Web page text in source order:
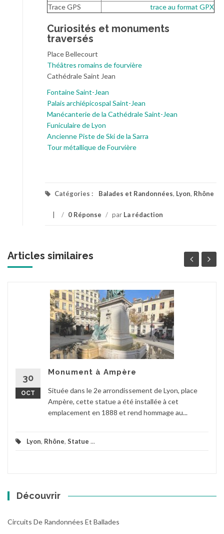
Trace GPS
trace au format GPX
Curiosités et monuments
traversés
Place Bellecourt
Théâtres romains de fourvière
Cathédrale Saint Jean
Fontaine Saint-Jean
Palais archiépicospal Saint-Jean
Manécanterie de la Cathédrale Saint-Jean
Funiculaire de Lyon
Ancienne Piste de Ski de la Sarra
Tour métallique de Fourvière
Catégories : Balades et Randonnées, Lyon, Rhône
/ 0 Réponse / par La rédaction
Articles similaires
30
OCT
Monument à Ampère
Située dans le 2e arrondissement de Lyon, place
Ampère, cette statue a été installée à cet
emplacement en 1888 et rend hommage au...
Lyon, Rhône, Statue ...
Découvrir
Circuits De Randonnées Et Ballades